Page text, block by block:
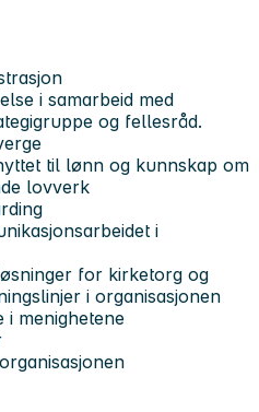
i samarbeid med
og fellesråd.
til lønn og kunnskap om
lovverk
i
for kirketorg og
i organisasjonen
i menighetene